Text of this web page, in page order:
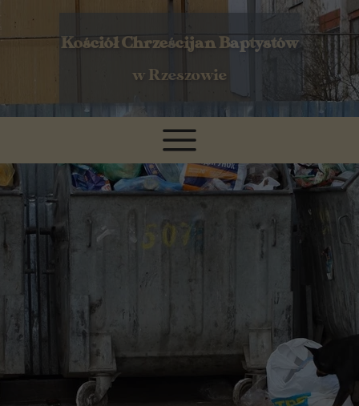
Kościół Chrześcijan Baptystów
w Rzeszowie